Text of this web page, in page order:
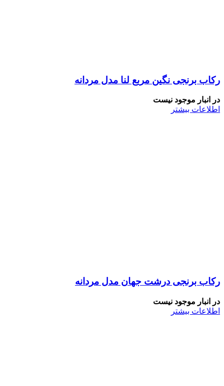
رکاب برنجی نگین مربع لنا مدل مردانه
در انبار موجود نیست
اطلاعات بیشتر
رکاب برنجی درشت جهان مدل مردانه
در انبار موجود نیست
اطلاعات بیشتر